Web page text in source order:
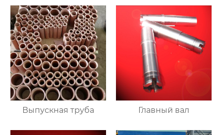
Выпускная труба Главный вал